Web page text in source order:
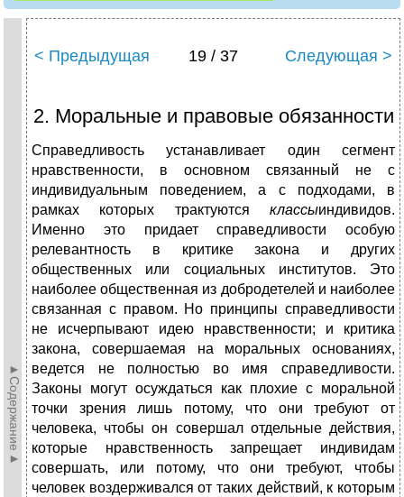
►Содержание►
< Предыдущая 19 / 37 Следующая >
2. Моральные и правовые обязанности
Справедливость устанавливает один сегмент
нравственности, в основном связанный не с
индивидуальным поведением, а с подходами, в
рамках которых трактуются классыиндивидов.
Именно это придает справедливости особую
релевантность в критике закона и других
общественных или социальных институтов. Это
наиболее общественная из добродетелей и наиболее
связанная с правом. Но принципы справедливости
не исчерпывают идею нравственности; и критика
закона, совершаемая на моральных основаниях,
ведется не полностью во имя справедливости.
Законы могут осуждаться как плохие с моральной
точки зрения лишь потому, что они требуют от
человека, чтобы он совершал отдельные действия,
которые нравственность запрещает индивидам
совершать, или потому, что они требуют, чтобы
человек воздерживался от таких действий, к которым